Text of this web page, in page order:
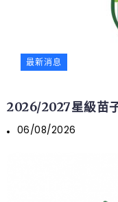
最新消息
2026/2027星級苗
06/08/2026